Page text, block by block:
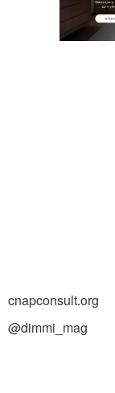
cnapconsult.org
@dimmi_mag